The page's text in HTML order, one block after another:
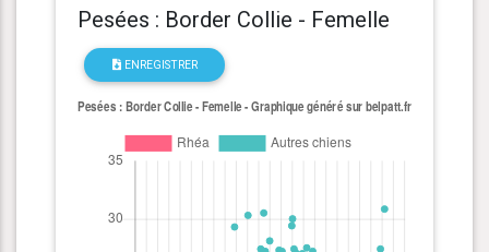
Pesées : Border Collie - Femelle
ENREGISTRER